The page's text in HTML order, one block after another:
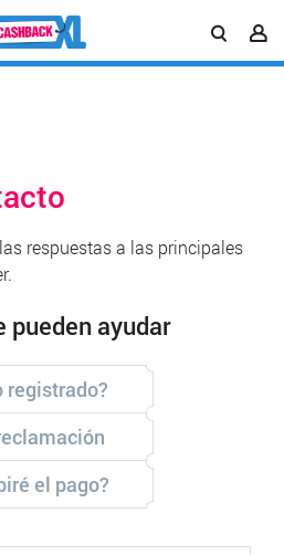
respuestas a las principales
pueden ayudar
registrado?
el pago?